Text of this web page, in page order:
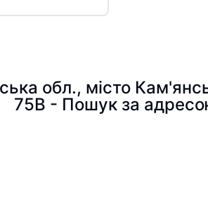
обл., місто
75В - Пошук за